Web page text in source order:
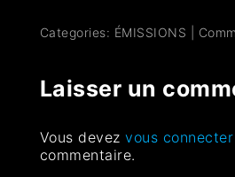
Categories: ÉMISSIONS
Laisser un
Vous devezvous connecter
commentaire.